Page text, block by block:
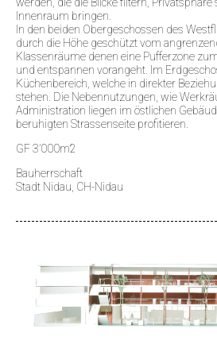
Innenraum bringen.
In den beiden Obergeschossen des
durch die Höhe geschützt vom
Klassenräume denen eine Pufferzone
und entspannen vorangeht. Im
Küchenbereich, welche in direkter
stehen. Die Nebennutzungen, wie
Administration liegen im östlichen
beruhigten Strassenseite profitieren.
GF 3’000m2
Bauherrschaft
Stadt Nidau, CH-Nidau